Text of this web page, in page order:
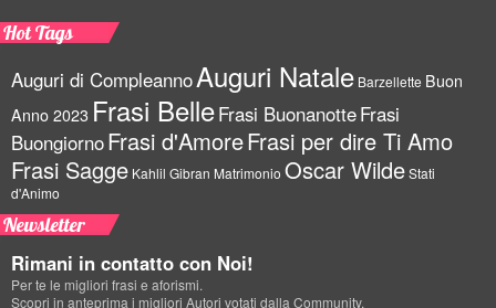
Hot Tags
Auguri di CompleannoAuguri Natale Barzellette Buon
Anno 2023 Frasi BelleFrasi BuonanotteFrasi
BuongiornoFrasi d'AmoreFrasi per dire Ti Amo
Frasi Sagge Kahlil Gibran Matrimonio Oscar WildeStati
d'Animo
Newsletter
Rimani in contatto con Noi!
Per te le migliori frasi e aforismi.
Scopri in anteprima i migliori Autori votati dalla Community.